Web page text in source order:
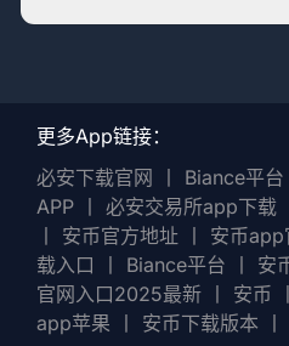
更多App链接：
必安下载官网
Biance平台
APP
必安交易所app下载
安币官方地址 安币app
载入口
Biance平台 安
官网入口2025最新
安币
app苹果
安币下载版本